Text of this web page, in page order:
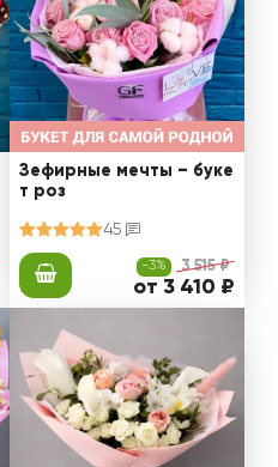
Зефирные мечты – буке
т роз
45
-3% 3 515 ₽
от 3 410 ₽